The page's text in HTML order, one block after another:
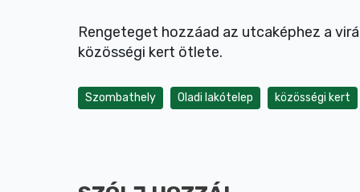
Rengeteget hozzáad az utcaképhez a
közösségi kert ötlete.
Szombathely Oladi lakótelep közösségi kert